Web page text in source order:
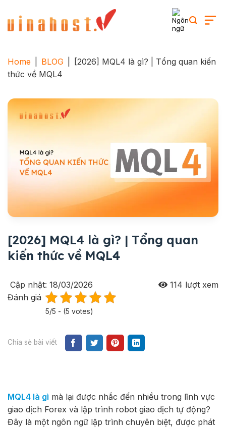
content
Home BLOG
[2026] MQL4 là gì? | Tổng quan kiến
thức về MQL4
[2026] MQL4 là gì? | Tổng quan
kiến thức về MQL4
Cập nhật: 18/03/2026 114 lượt xem
Đánh giá
5/5 - (5 votes)
Chia sẻ bài viết
MQL4 là gì mà lại được nhắc đến nhiều trong lĩnh vực
giao dịch Forex và lập trình robot giao dịch tự động?
Đây là một ngôn ngữ lập trình chuyên biệt, được phát